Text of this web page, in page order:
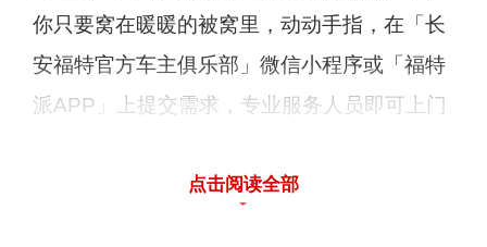
你只要窝在暖暖的被窝里，动动手指，在「长
安福特官方车主俱乐部」微信小程序或「福特
派APP」上提交需求，专业服务人员即可上门
员会按照预定路线，将爱车送回指定地点。而
点击阅读全部